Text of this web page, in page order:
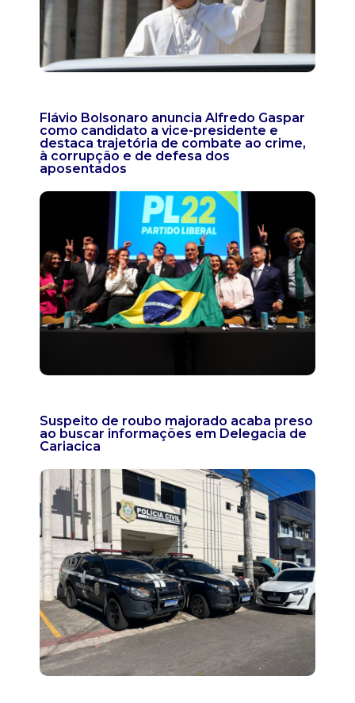
Flávio Bolsonaro anuncia Alfredo Gaspar
como candidato a vice-presidente e
destaca trajetória de combate ao crime,
à corrupção e de defesa dos
aposentados
Suspeito de roubo majorado acaba preso
ao buscar informações em Delegacia de
Cariacica